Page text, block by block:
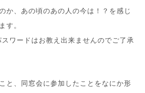
か、あの頃のあの人の今は！？を感じ
す。
ワードはお教え出来ませんのでご了承
と、同窓会に参加したことをなにか形